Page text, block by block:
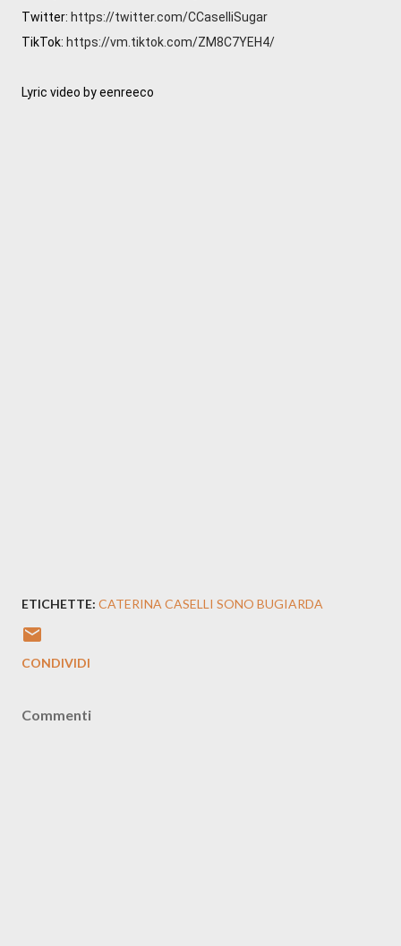
Twitter: https://twitter.com/CCaselliSugar
TikTok: https://vm.tiktok.com/ZM8C7YEH4/
Lyric video by eenreeco
ETICHETTE: CATERINA CASELLI SONO BUGIARDA
CONDIVIDI
Commenti